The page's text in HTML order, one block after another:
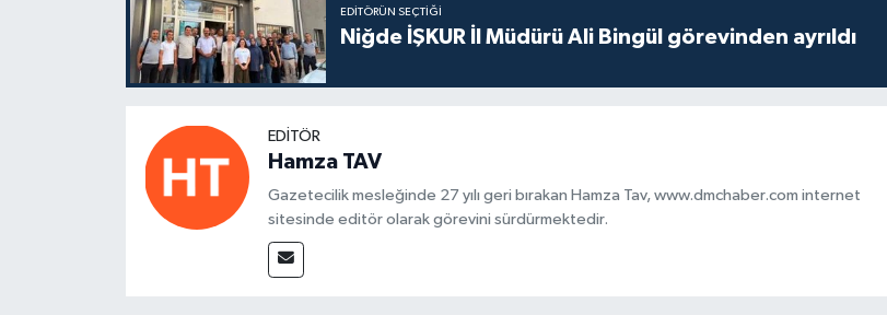
EDITÖRÜN SEÇTIĞI
Niğde İŞKUR İl Müdürü Ali Bingül görevinden ayrıldı
EDITÖR
Hamza TAV
Gazetecilik mesleğinde 27 yılı geri bırakan Hamza Tav, www.dmchaber.com internet
sitesinde editör olarak görevini sürdürmektedir.